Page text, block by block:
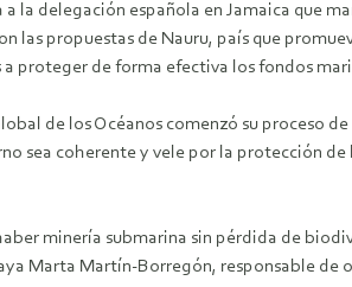
la delegación española en Jamaica que
las propuestas de Nauru, país que
a proteger de forma efectiva los fondos
de los Océanos comenzó su proceso
sea coherente y vele por la protección
minería submarina sin pérdida de
Marta Martín-Borregón, responsable de